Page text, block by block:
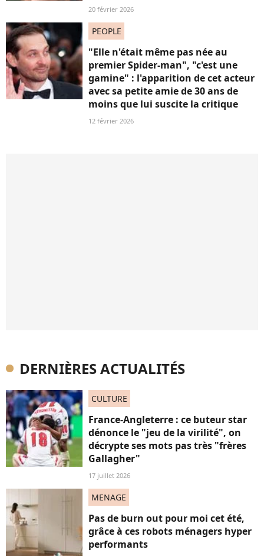
20 février 2026
PEOPLE
"Elle n'était même pas née au
premier Spider-man", "c'est une
gamine" : l'apparition de cet acteur
avec sa petite amie de 30 ans de
moins que lui suscite la critique
12 février 2026
DERNIÈRES ACTUALITÉS
CULTURE
France-Angleterre : ce buteur star
dénonce le "jeu de la virilité", on
décrypte ses mots pas très "frères
Gallagher"
17 juillet 2026
MENAGE
Pas de burn out pour moi cet été,
grâce à ces robots ménagers hyper
performants